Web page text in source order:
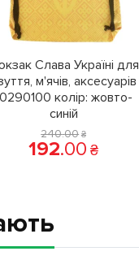
Слава Україні для
м'ячів, аксесуарів
колiр: жовто-
синій
240.00 ₴
192.00 ₴